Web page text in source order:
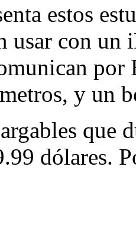
estos
usar con
y un
que
dólares.